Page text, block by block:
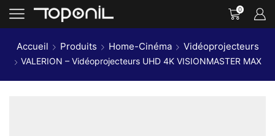
0
Accueil Produits Home-Cinéma Vidéoprojecteurs
VALERION – Vidéoprojecteurs UHD 4K VISIONMASTER MAX